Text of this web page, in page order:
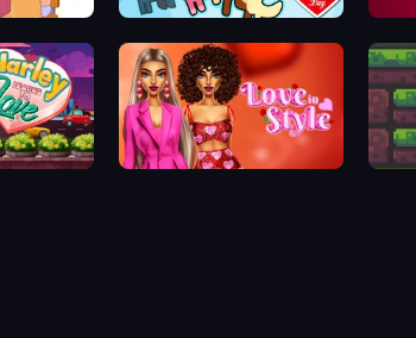
Love Archer
Love In Style A